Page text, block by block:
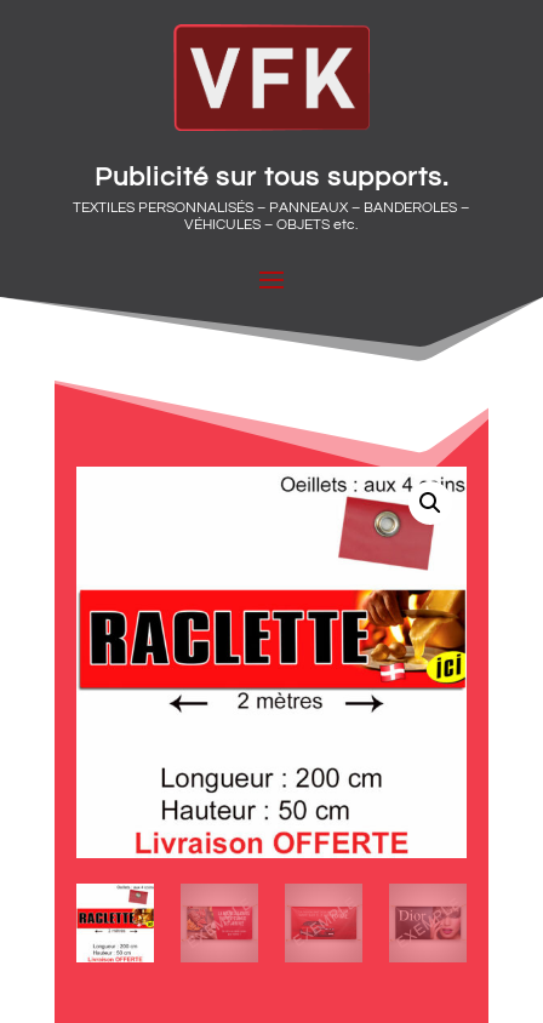
Publicité sur tous supports.
TEXTILES PERSONNALISÉS – PANNEAUX – BANDEROLES –
VÉHICULES – OBJETS etc.